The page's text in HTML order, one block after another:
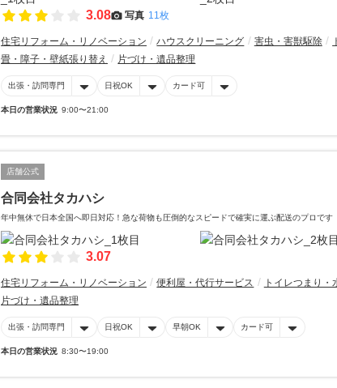
3.08 写真 11枚
住宅リフォーム・リノベーション ハウスクリーニング 害虫・害獣駆除
畳・障子・壁紙張り替え
片づけ・遺品整理
出張・訪問専門 日祝OK カード可
本日の営業状況 9:00〜21:00
店舗公式
合同会社タカハシ
年中無休で日本全国へ即日対応！急な荷物も圧倒的なスピードで確実に運ぶ配送のプロです
3.07
住宅リフォーム・リノベーション 便利屋・代行サービス トイレつまり・
片づけ・遺品整理
出張・訪問専門 日祝OK 早朝OK カード可
本日の営業状況 8:30〜19:00